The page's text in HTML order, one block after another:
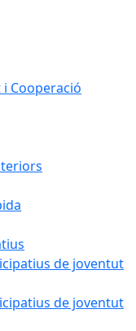
Cooperació
de joventut
de joventut